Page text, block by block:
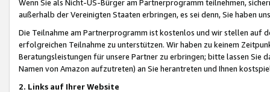
Wenn Sie als Nicht-US-Bürger am Partnerprogramm teilnehmen,
außerhalb der Vereinigten Staaten erbringen, es sei denn, Sie haben
Die Teilnahme am Partnerprogramm ist kostenlos und wir stellen auf
erfolgreichen Teilnahme zu unterstützen. Wir haben zu keinem
Beratungsleistungen für unsere Partner zu erbringen; bitte lassen Sie
Namen von Amazon aufzutreten) an Sie herantreten und Ihnen
2. Links auf Ihrer Website